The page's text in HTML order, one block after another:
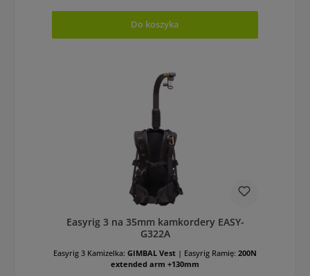
Do koszyka
Easyrig 3 na 35mm kamkordery EASY-
G322A
Easyrig 3 Kamizelka: GIMBAL Vest | Easyrig Ramię: 200N
extended arm +130mm